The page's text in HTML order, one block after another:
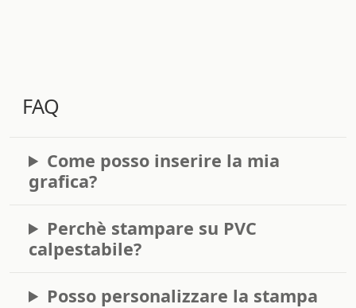
FAQ
Come posso inserire la mia
grafica?
Perchè stampare su PVC
calpestabile?
Posso personalizzare la stampa